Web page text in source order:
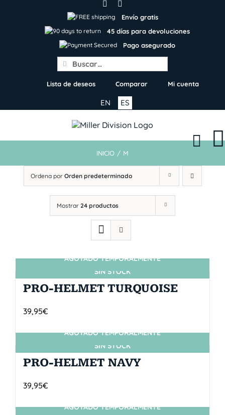
Envío gratis
45 días para devoluciones
Pago asegurado
Search
for:
Lista de deseos Comparar Mi cuenta
ES
EN
INICIO / M
Ordena por Orden predeterminado
Mostrar 24 productos
SIN STOCK
AGOTADO TEMPORALMENTE
PRO-HELMET TURQUOISE
39,95€
SIN STOCK
AGOTADO TEMPORALMENTE
PRO-HELMET NAVY
39,95€
AGOTADO TEMPORALMENTE